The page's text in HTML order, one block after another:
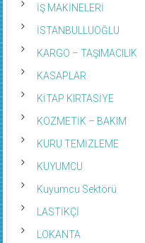
İŞ MAKİNELERİ
İSTANBULLUOĞLU
KARGO – TAŞIMACILIK
KASAPLAR
KİTAP KIRTASİYE
KOZMETİK – BAKIM
KURU TEMİZLEME
KUYUMCU
Kuyumcu Sektörü
LASTİKÇİ
LOKANTA